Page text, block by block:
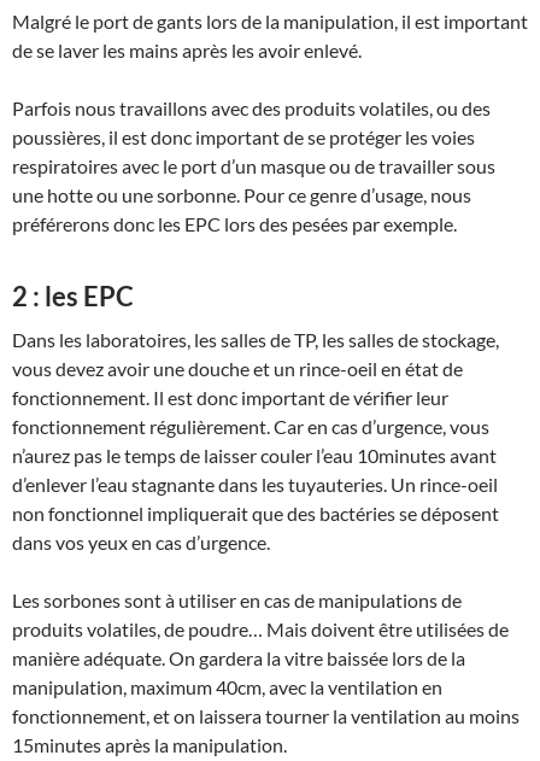
Malgré le port de gants lors de la manipulation, il est important
de se laver les mains après les avoir enlevé.
Parfois nous travaillons avec des produits volatiles, ou des
poussières, il est donc important de se protéger les voies
respiratoires avec le port d’un masque ou de travailler sous
une hotte ou une sorbonne. Pour ce genre d’usage, nous
préférerons donc les EPC lors des pesées par exemple.
2 : les EPC
Dans les laboratoires, les salles de TP, les salles de stockage,
vous devez avoir une douche et un rince-oeil en état de
fonctionnement. Il est donc important de vérifier leur
fonctionnement régulièrement. Car en cas d’urgence, vous
n’aurez pas le temps de laisser couler l’eau 10minutes avant
d’enlever l’eau stagnante dans les tuyauteries. Un rince-oeil
non fonctionnel impliquerait que des bactéries se déposent
dans vos yeux en cas d’urgence.
Les sorbones sont à utiliser en cas de manipulations de
produits volatiles, de poudre… Mais doivent être utilisées de
manière adéquate. On gardera la vitre baissée lors de la
manipulation, maximum 40cm, avec la ventilation en
fonctionnement, et on laissera tourner la ventilation au moins
15minutes après la manipulation.